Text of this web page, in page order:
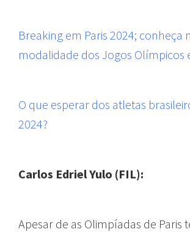
Breaking em Paris 2024; conheça
modalidade dos Jogos Olímpicos
O que esperar dos atletas
2024?
Carlos Edriel Yulo (FIL):
Apesar de as Olimpíadas de Paris